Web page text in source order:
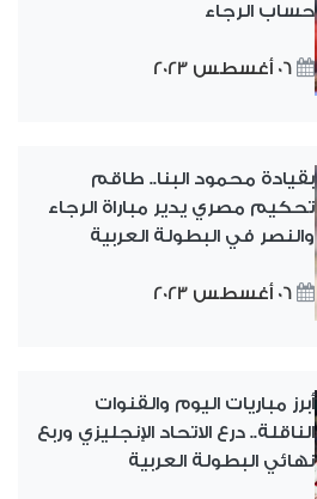
حساب الرجاء
06 أغسطس 2023
بقيادة محمود البنا.. طاقم
تحكيم مصري يدير مباراة الرجاء
والنصر في البطولة العربية
06 أغسطس 2023
أبرز مباريات اليوم والقنوات
الناقلة.. درع الاتحاد الإنجليزي وربع
نهائي البطولة العربية